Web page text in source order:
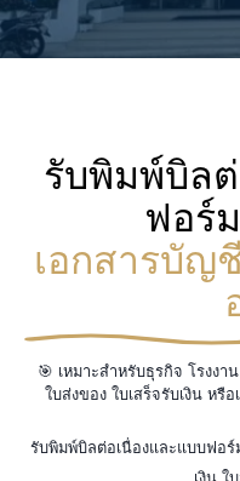
รับพิมพ์บิล
ฟอร์
เอกสารบัญ
🎯 เหมาะสำหรับธุรกิจ โรงง
ใบส่งของ ใบเสร็จรับเงิน หรื
รับพิมพ์บิลต่อเนื่องและแบบฟอร์